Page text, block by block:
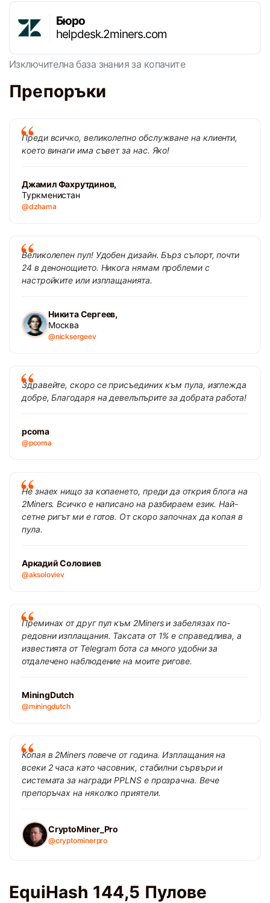
Бюро
helpdesk.2miners.com
Изключителна база знания за копачите
Препоръки
Преди всичко, великолепно обслужване на клиенти,
което винаги има съвет за нас. Яко!
Джамил Фахрутдинов,
Туркменистан
@dzhama
Великолепен пул! Удобен дизайн. Бърз съпорт, почти
24 в денонощието. Никога нямам проблеми с
настройките или изплащанията.
Никита Сергеев,
Москва
@nicksergeev
Здравейте, скоро се присъединих към пула, изглежда
добре, Благодаря на девелъпърите за добрата работа!
pcoma
@pcoma
Не знаех нищо за копаенето, преди да открия блога на
2Miners. Всичко е написано на разбираем език. Най-
сетне ригът ми е готов. От скоро започнах да копая в
пула.
Аркадий Соловиев
@aksoloviev
Преминах от друг пул към 2Miners и забелязах по-
редовни изплащания. Таксата от 1% е справедлива, а
известията от Telegram бота са много удобни за
отдалечено наблюдение на моите ригове.
MiningDutch
@miningdutch
Копая в 2Miners повече от година. Изплащания на
всеки 2 часа като часовник, стабилни сървъри и
системата за награди PPLNS е прозрачна. Вече
препоръчах на няколко приятели.
CryptoMiner_Pro
@cryptominerpro
EquiHash 144,5 Пулове